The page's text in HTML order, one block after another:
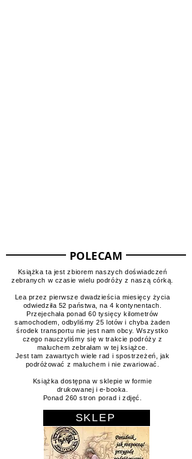
POLECAM
zebranych w czasie wielu podróży z naszą córką.
Lea przez pierwsze dwadzieścia miesięcy życia
odwiedziła 52 państwa, na 4 kontynentach.
Przejechała ponad 60 tysięcy kilometrów
samochodem, odbyliśmy 25 lotów i chyba żaden
środek transportu nie jest nam obcy. Wszystko
czego nauczyliśmy się w trakcie podróży z
maluchem zebrałam w tej książce.
podróżować z maluchem i nie zwariować.
Książka dostępna w sklepie w formie
drukowanej i e-booka.
Ponad 260 stron porad i zdjęć.
SKLEP